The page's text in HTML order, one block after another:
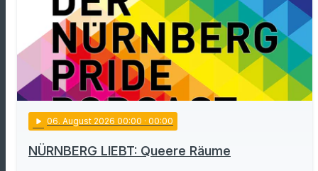
play_arrow 06. August 2026 00:00 · 00:00
NÜRNBERG LIEBT: Queere Räume